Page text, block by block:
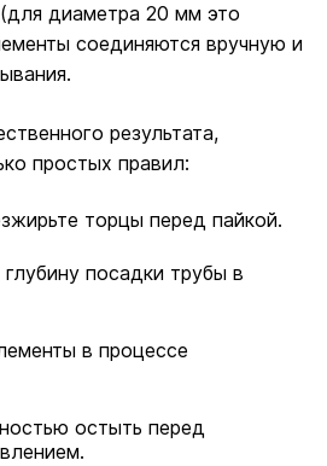
диаметра 20 мм это
соединяются вручную и
результата,
простых правил:
торцы перед пайкой.
посадки трубы в
в процессе
остыть перед